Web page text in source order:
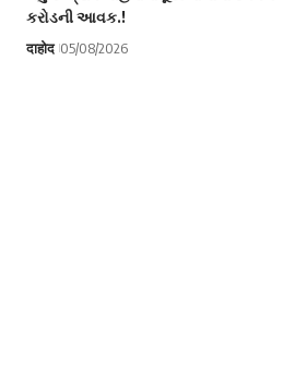
કરોડની આવક.!
दाहोद 05/08/2026